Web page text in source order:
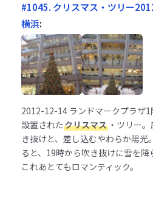
#1045. クリスマス・ツリー
横浜:
2012-12-14ランドマークプラザ
設置されたクリスマス・ツリー
き抜けと、差し込むやわらか陽光
ると、19時から吹き抜けに雪を降
これあとてもロマンティック。